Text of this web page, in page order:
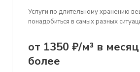
Услуги по длительному хранению
понадобиться в самых разных
от 1350 ₽/м³ в
более